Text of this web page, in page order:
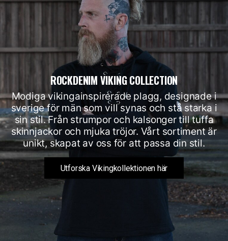
ROCKDENIM VIKING COLLECTION
Modiga vikingainspirerade plagg, designade i
sverige för män som vill synas och stå starka i
sin stil. Från strumpor och kalsonger till tuffa
skinnjackor och mjuka tröjor. Vårt sortiment är
unikt, skapat av oss för att passa din stil.
Utforska Vikingkollektionen här